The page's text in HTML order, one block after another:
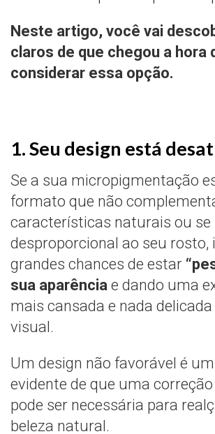
Neste artigo, você vai
claros de que chegou a hora
considerar essa opção.
1. Seu design está
Se a sua micropigmentação
formato que não
características naturais ou
desproporcional ao seu rosto,
grandes chances de estar
sua aparência e dando uma
mais cansada e nada delicada
visual.
Um design não favorável é
evidente de que uma
pode ser necessária para
beleza natural.